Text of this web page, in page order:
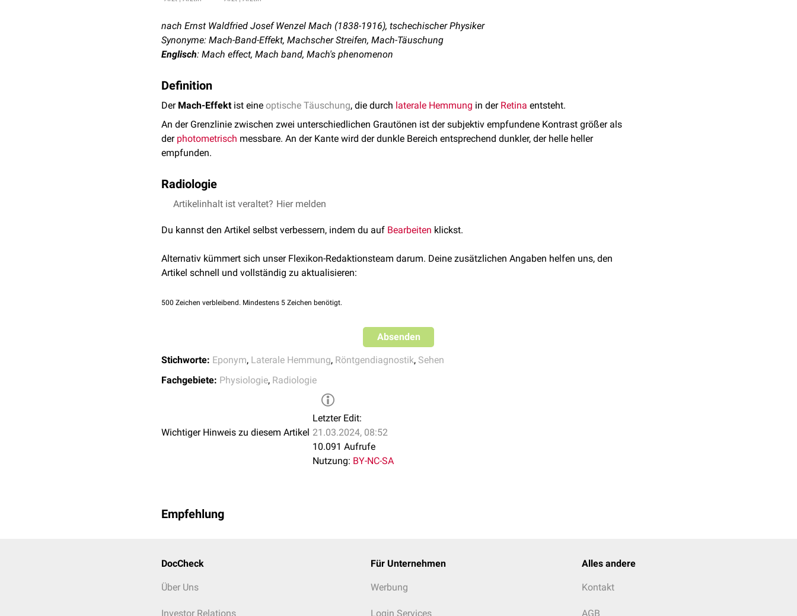
nach Ernst Waldfried Josef Wenzel Mach (1838-1916), tschechischer Physiker
Synonyme: Mach-Band-Effekt, Machscher Streifen, Mach-Täuschung
Englisch: Mach effect, Mach band, Mach's phenomenon
Definition
Der Mach-Effektist eine optische Täuschung, die durch laterale Hemmung in der Retina entsteht.
An der Grenzlinie zwischen zwei unterschiedlichen Grautönen ist der subjektiv empfundene Kontrast größer als
der photometrisch messbare. An der Kante wird der dunkle Bereich entsprechend dunkler, der helle heller
empfunden.
Radiologie
Der Mach-Effekt kann zu diagnostischen Fehler in der
Artikelinhalt ist veraltet? Hier melden
Du kannst den Artikel selbst verbessern, indem du auf Bearbeiten klickst.
Alternativ kümmert sich unser Flexikon-Redaktionsteam darum. Deine zusätzlichen Angaben helfen uns, den
Artikel schnell und vollständig zu aktualisieren:
500 Zeichen verbleibend. Mindestens 5 Zeichen benötigt.
Absenden
Stichworte: Eponym, Laterale Hemmung, Röntgendiagnostik, Sehen
Fachgebiete: Physiologie, Radiologie
Wichtiger Hinweis zu diesem Artikel
Letzter Edit:
21.03.2024, 08:52
10.091 Aufrufe
Nutzung: BY-NC-SA
Empfehlung
DocCheck
Über Uns
Investor Relations
Für Unternehmen
Werbung
Login Services
Alles andere
Kontakt
AGB